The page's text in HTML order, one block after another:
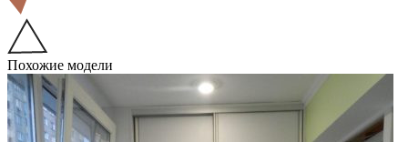
Похожие модели